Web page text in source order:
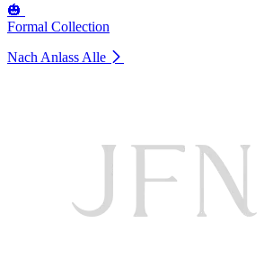
🎃
Formal Collection
Nach Anlass Alle